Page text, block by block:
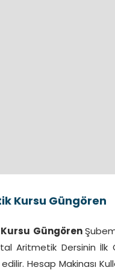
Kursu Güngören
Güngören
Aritmetik Dersinin İlk
Hesap Makinası